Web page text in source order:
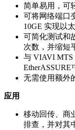
简单易用，可
可将网络端口
10GE 实现以
可简化测试和
次数，并缩短
与 VIAVI MTS
无需使用额外
应用
移动回传、商
排查，并对其